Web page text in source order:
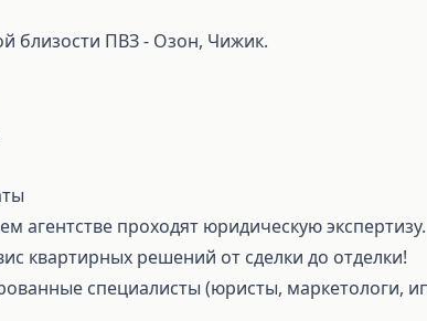
близости ПВЗ - Озон, Чижик.
агентстве проходят юридическую экспертизу.
квартирных решений от сделки до отделки!
специалисты (юристы, маркетологи,